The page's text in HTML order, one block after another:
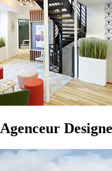
Agenceur